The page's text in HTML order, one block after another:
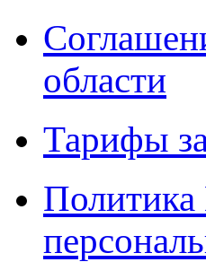
области
Тарифы